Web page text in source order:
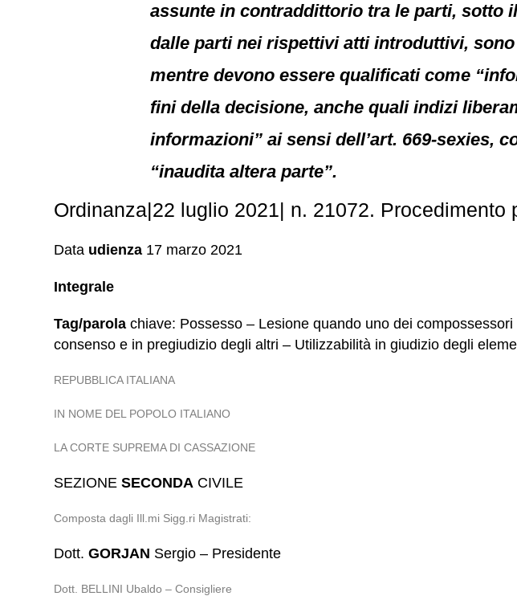
assunte in contraddittorio tra le parti, sotto
dalle parti nei rispettivi atti introduttivi,
mentre devono essere qualificati come
fini della decisione, anche quali indizi
informazioni” ai sensi dell’art. 669-sexies,
“inaudita altera parte”.
Ordinanza|22 luglio 2021| n. 21072.
Data udienza 17 marzo 2021
Integrale
Tag/parola chiave: Possesso – Lesione quando uno dei
consenso e in pregiudizio degli altri – Utilizzabilità in giudizio degli
REPUBBLICA ITALIANA
IN NOME DEL POPOLO ITALIANO
LA CORTE SUPREMA DI CASSAZIONE
SEZIONESECONDA CIVILE
Composta dagli Ill.mi Sigg.ri Magistrati:
Dott.GORJAN Sergio – Presidente
Dott. BELLINI Ubaldo – Consigliere